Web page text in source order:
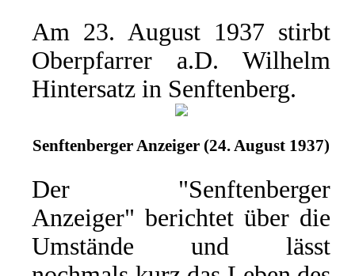
Am 23. August 1937 stirbt
Oberpfarrer a.D. Wilhelm
Hintersatz in Senftenberg.
Senftenberger Anzeiger (24. August 1937)
Der "Senftenberger
Anzeiger" berichtet über die
Umstände und lässt